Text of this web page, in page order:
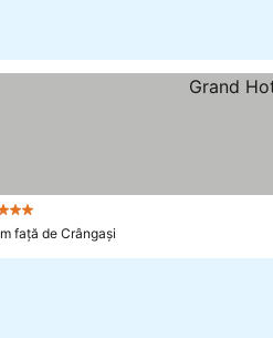
faţă de Crângaşi